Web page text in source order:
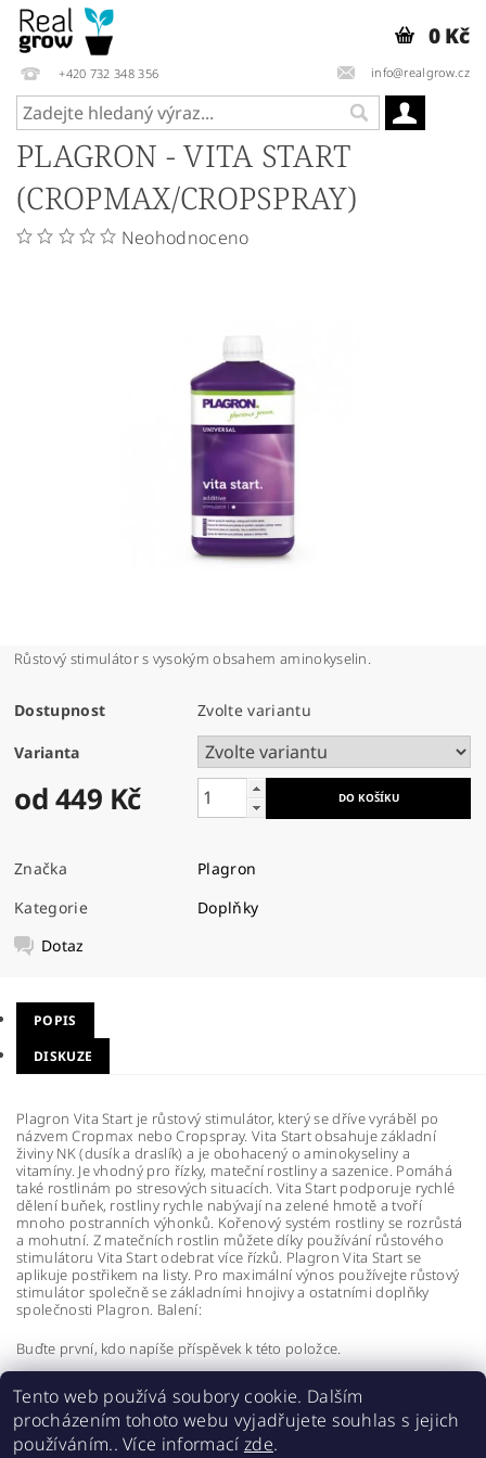
+420 732 348 356 info@realgrow.cz
0 Kč
PLAGRON - VITA START
(CROPMAX/CROPSPRAY)
Neohodnoceno
Růstový stimulátor s vysokým obsahem aminokyselin.
Dostupnost Zvolte variantu
Varianta
od 449 Kč
Značka
Plagron
Kategorie
Doplňky
Dotaz
POPIS
DISKUZE
Plagron Vita Start je růstový stimulátor, který se dříve vyráběl po
názvem Cropmax nebo Cropspray. Vita Start obsahuje základní
živiny NK (dusík a draslík) a je obohacený o aminokyseliny a
vitamíny. Je vhodný pro řízky, mateční rostliny a sazenice. Pomáhá
také rostlinám po stresových situacích. Vita Start podporuje rychlé
dělení buňek, rostliny rychle nabývají na zelené hmotě a tvoří
mnoho postranních výhonků. Kořenový systém rostliny se rozrůstá
a mohutní. Z matečních rostlin můžete díky používání růstového
stimulátoru Vita Start odebrat více řízků. Plagron Vita Start se
aplikuje postřikem na listy. Pro maximální výnos používejte růstový
stimulátor společně se základními hnojivy a ostatními doplňky
společnosti Plagron. Balení:
Buďte první, kdo napíše příspěvek k této položce.
Přidat komentář
Tento web používá soubory cookie. Dalším
procházením tohoto webu vyjadřujete souhlas s jejich
používáním.. Více informací zde.